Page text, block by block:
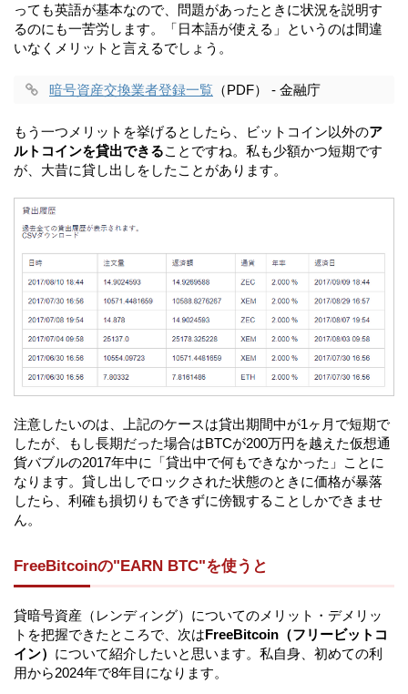
っても英語が基本なので、問題があったときに状況を説明す
るのにも一苦労します。「日本語が使える」というのは間違
いなくメリットと言えるでしょう。
暗号資産交換業者登録一覧 （PDF） - 金融庁
もう一つメリットを挙げるとしたら、ビットコイン以外のア
ルトコインを貸出できることですね。私も少額かつ短期です
が、大昔に貸し出しをしたことがあります。
注意したいのは、上記のケースは貸出期間中が1ヶ月で短期で
したが、もし長期だった場合はBTCが200万円を越えた仮想通
貨バブルの2017年中に「貸出中で何もできなかった」ことに
なります。貸し出しでロックされた状態のときに価格が暴落
したら、利確も損切りもできずに傍観することしかできませ
ん。
FreeBitcoinの"EARN BTC"を使うと
貸暗号資産（レンディング）についてのメリット・デメリッ
トを把握できたところで、次はFreeBitcoin（フリービットコ
イン） について紹介したいと思います。私自身、初めての利
用から2024年で8年目になります。